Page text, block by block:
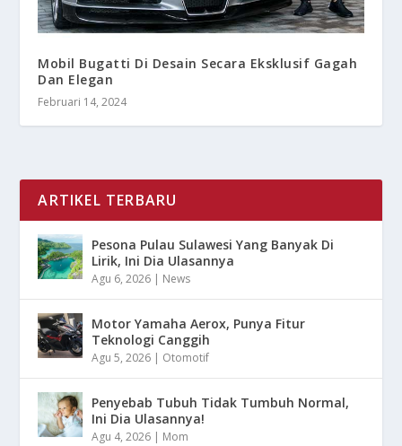
Mobil Bugatti Di Desain Secara Eksklusif Gagah
Dan Elegan
Februari 14, 2024
ARTIKEL TERBARU
Pesona Pulau Sulawesi Yang Banyak Di
Lirik, Ini Dia Ulasannya
Agu 6, 2026 | News
Motor Yamaha Aerox, Punya Fitur
Teknologi Canggih
Agu 5, 2026 | Otomotif
Penyebab Tubuh Tidak Tumbuh Normal,
Ini Dia Ulasannya!
Agu 4, 2026 | Mom